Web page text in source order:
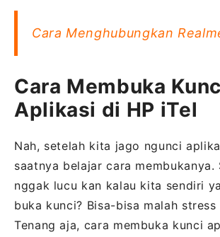
Cara Menghubungkan
Cara Membuka
Aplikasi di HP iTel
Nah, setelah kita jago ngunci
saatnya belajar cara membukanya.
nggak lucu kan kalau kita sendiri
buka kunci? Bisa-bisa malah stress
Tenang aja, cara membuka kunci